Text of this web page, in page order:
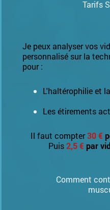
Tarifs
Je peux analyser vos
personnalisé sur la
pour :
L'haltérophilie et
Les étirements
Il faut compter30 €
Puis 2,5 € par
Comment